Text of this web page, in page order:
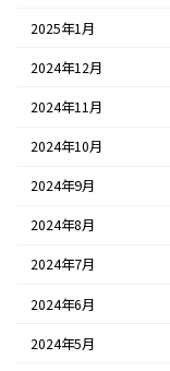
2025年1月
2024年12月
2024年11月
2024年10月
2024年9月
2024年8月
2024年7月
2024年6月
2024年5月